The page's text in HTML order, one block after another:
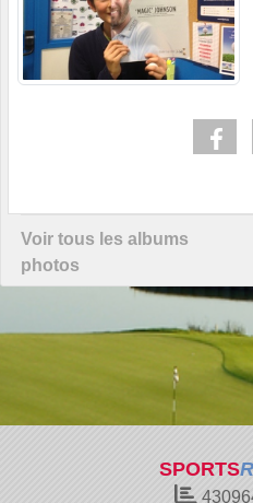
Voir tous les albums
photos
SPORTS